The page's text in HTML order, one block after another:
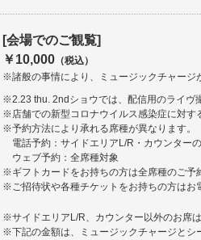
[会場でのご観覧]
￥10,000 （税込）
※諸般の事情により、ミュージックチャージ
※2.23 thu. 2ndショウでは、配信用のライヴ
※店舗での新型コロナウイルス感染症に対す
※予約方法により承れる席種が異なります。
電話予約：サイドエリアL/R・カウンター
ウェブ予約：全席種対象
※ギフトカードをお持ちの方は全席種のご予
※ご招待状や各種チケットをお持ちの方はお
※サイドエリアL/R、カウンター以外のお席
※下記の金額は、ミュージックチャージとシ